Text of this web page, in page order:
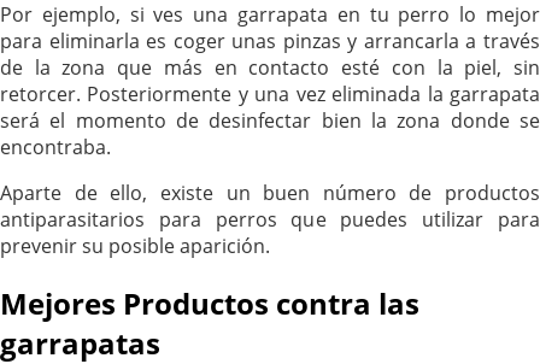
Por ejemplo, si ves una garrapata en tu perro lo mejor
para eliminarla es coger unas pinzas y arrancarla a través
de la zona que más en contacto esté con la piel, sin
retorcer. Posteriormente y una vez eliminada la garrapata
será el momento de desinfectar bien la zona donde se
encontraba.
Aparte de ello, existe un buen número de productos
antiparasitarios para perros que puedes utilizar para
prevenir su posible aparición.
Mejores Productos contra las
garrapatas